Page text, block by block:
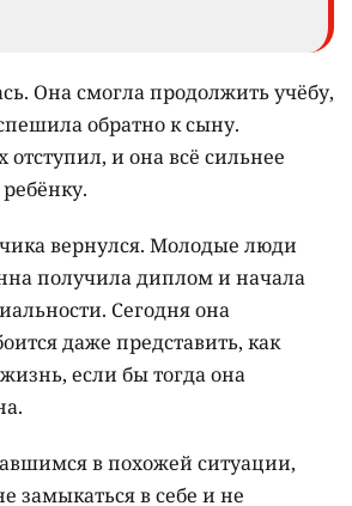
его усыновит хорошая семья,
моего сына и
О существовании "Дома
За помощью обратилась
Она предложила пожить
не принимать
сразу", – вспоминает
Она смогла продолжить учёбу,
обратно к сыну.
и она всё сильнее